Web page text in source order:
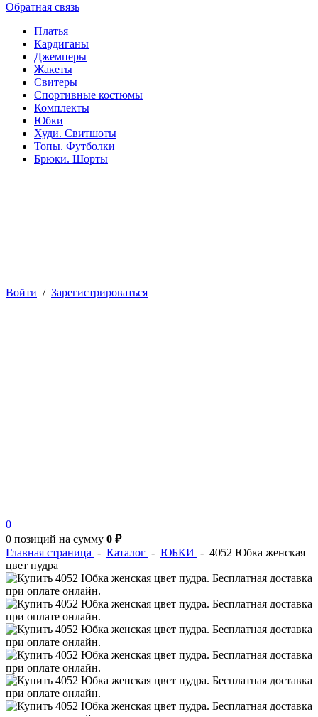
Обратная связь
Платья
Кардиганы
Джемперы
Жакеты
Свитеры
Спортивные костюмы
Комплекты
Юбки
Худи. Свитшоты
Топы. Футболки
Брюки. Шорты
Войти / Зарегистрироваться
0
0 позиций на сумму 0 ₽
Главная страница - Каталог - ЮБКИ - 4052 Юбка женская
цвет пудра